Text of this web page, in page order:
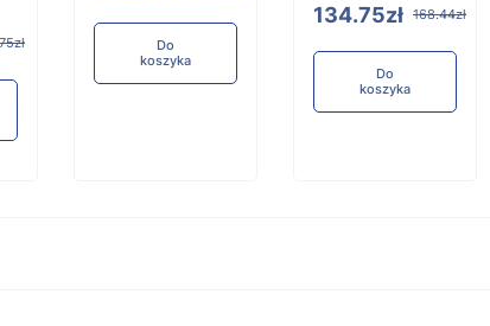
Do
koszyka
134.75zł 168.44zł
Do
koszyka